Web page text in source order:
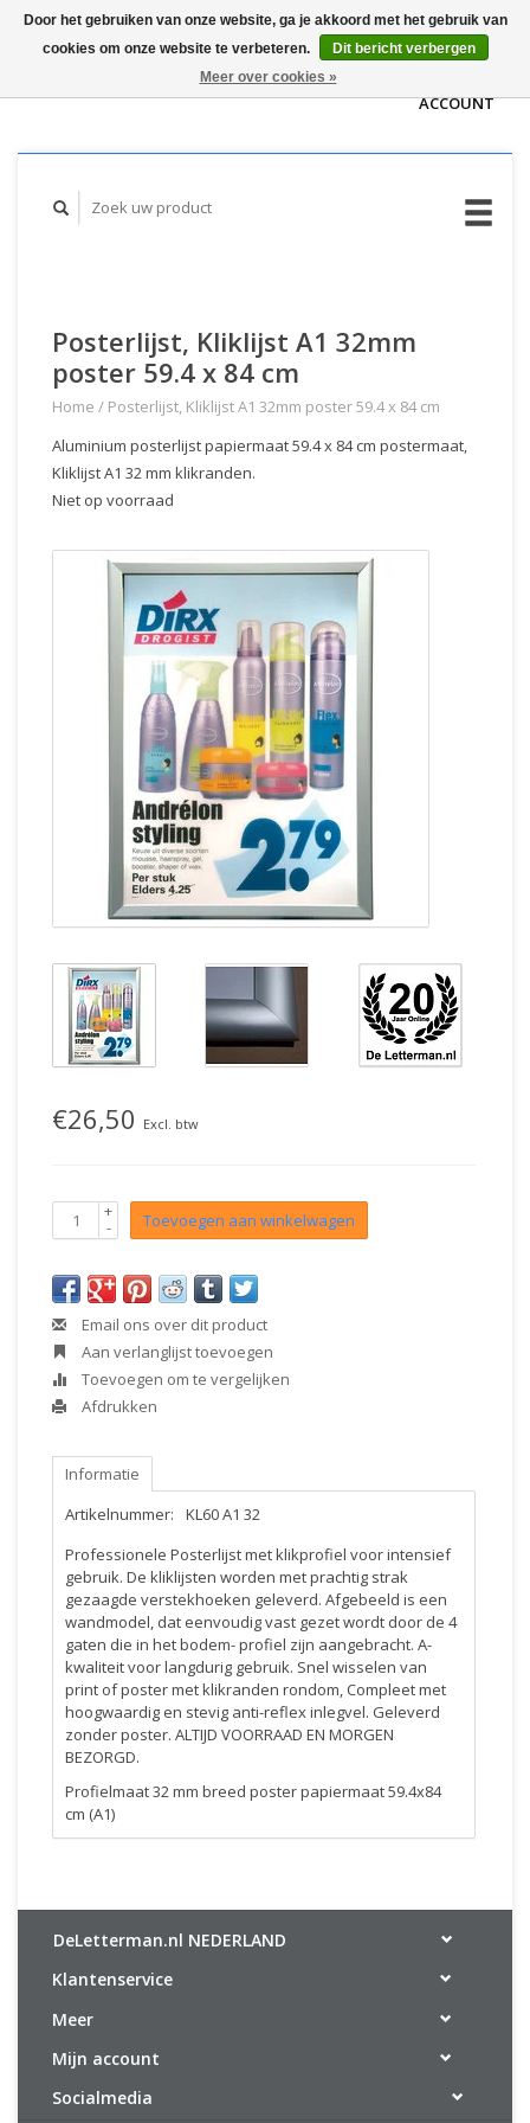
WINKELWAGEN
ACCOUNT
Posterlijst, Kliklijst A1 32mm
poster 59.4 x 84 cm
Home / Posterlijst, Kliklijst A1 32mm poster 59.4 x 84 cm
Aluminium posterlijst papiermaat 59.4 x 84 cm postermaat,
Kliklijst A1 32 mm klikranden.
Niet op voorraad
€26,50 Excl. btw
+
- Toevoegen aan winkelwagen
Email ons over dit product
Aan verlanglijst toevoegen
Toevoegen om te vergelijken
Afdrukken
Informatie
Artikelnummer:
KL60 A1 32
Professionele Posterlijst met klikprofiel voor intensief
gebruik. De kliklijsten worden met prachtig strak
gezaagde verstekhoeken geleverd. Afgebeeld is een
wandmodel, dat eenvoudig vast gezet wordt door de 4
gaten die in het bodem- profiel zijn aangebracht. A-
kwaliteit voor langdurig gebruik. Snel wisselen van
print of poster met klikranden rondom, Compleet met
hoogwaardig en stevig anti-reflex inlegvel. Geleverd
zonder poster. ALTIJD VOORRAAD EN MORGEN
BEZORGD.
Profielmaat 32 mm breed poster papiermaat 59.4x84
cm (A1)
DeLetterman.nl NEDERLAND
Klantenservice
Meer
Mijn account
Socialmedia
Door het gebruiken van onze website, ga je akkoord met het gebruik van
cookies om onze website te verbeteren.
Dit bericht verbergen
Meer over cookies »